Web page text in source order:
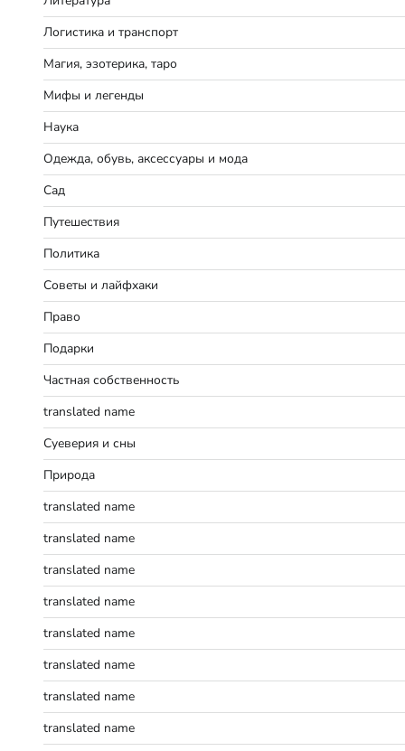
Логистика и транспорт
Магия, эзотерика, таро
Мифы и легенды
Наука
Одежда, обувь, аксессуары и мода
Сад
Путешествия
Политика
Советы и лайфхаки
Право
Подарки
Частная собственность
translated name
Суеверия и сны
Природа
translated name
translated name
translated name
translated name
translated name
translated name
translated name
translated name